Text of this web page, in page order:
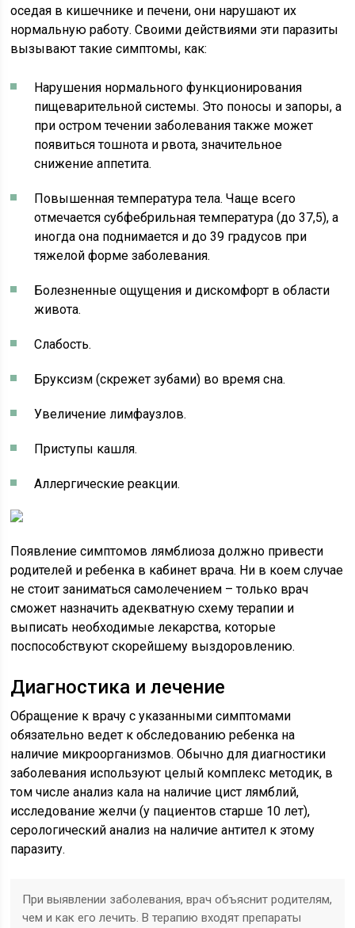
оседая в кишечнике и печени, они нарушают их
нормальную работу. Своими действиями эти паразиты
вызывают такие симптомы, как:
Нарушения нормального функционирования
пищеварительной системы. Это поносы и запоры, а
при остром течении заболевания также может
появиться тошнота и рвота, значительное
снижение аппетита.
Повышенная температура тела. Чаще всего
отмечается субфебрильная температура (до 37,5), а
иногда она поднимается и до 39 градусов при
тяжелой форме заболевания.
Болезненные ощущения и дискомфорт в области
живота.
Слабость.
Бруксизм (скрежет зубами) во время сна.
Увеличение лимфаузлов.
Приступы кашля.
Аллергические реакции.
Появление симптомов лямблиоза должно привести
родителей и ребенка в кабинет врача. Ни в коем случае
не стоит заниматься самолечением – только врач
сможет назначить адекватную схему терапии и
выписать необходимые лекарства, которые
поспособствуют скорейшему выздоровлению.
Диагностика и лечение
Обращение к врачу с указанными симптомами
обязательно ведет к обследованию ребенка на
наличие микроорганизмов. Обычно для диагностики
заболевания используют целый комплекс методик, в
том числе анализ кала на наличие цист лямблий,
исследование желчи (у пациентов старше 10 лет),
серологический анализ на наличие антител к этому
паразиту.
При выявлении заболевания, врач объяснит родителям,
чем и как его лечить. В терапию входят препараты